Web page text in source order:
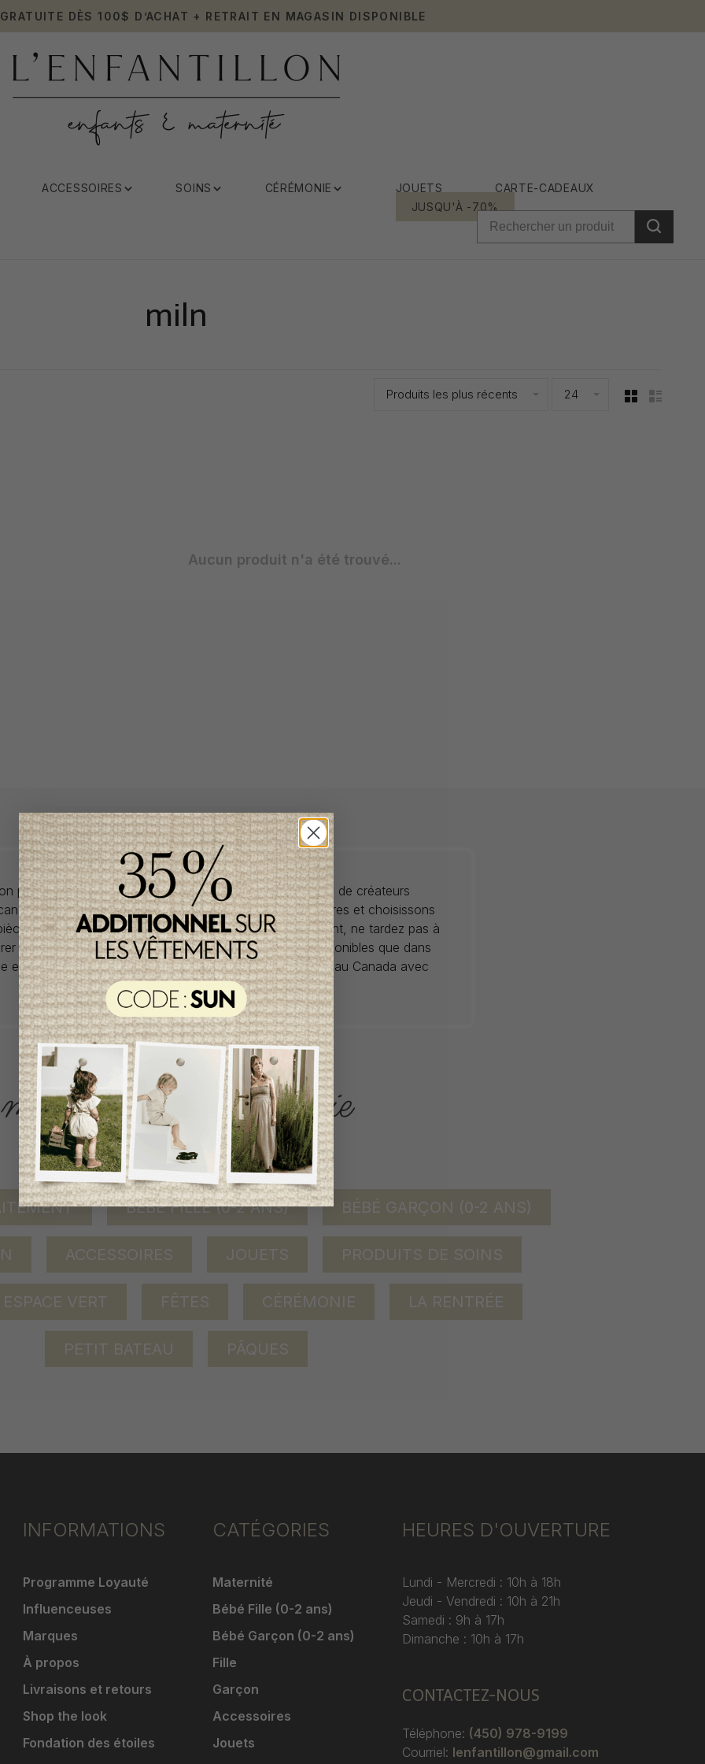
DÈS 100$ D’ACHAT + RETRAIT EN MAGASIN DISPONIBLE
ACCESSOIRES SOINS CÉRÉMONIE JOUETS
CARTE-CADEAUX
JUSQU'À -70%
miln
Produits les plus récents 24
Aucun produit n'a été trouvé...
propose des collections pour de vêtements pour bébés de créateurs
à prix imbattables. Nous dénichons les perles rares et choisissons
de saisons en saisons. Si un vêtement vous convient, ne tardez pas à
car la plupart du temps, les articles offerts ne sont disponibles que dans
et en un seul exemplaire. Profitez de la livraison gratuite au Canada avec
tout achat de 100$ et plus avant taxes.
ACCÈS RAPIDE
magasinez par catégorie
BÉBÉ FILLE (0-2 ANS) BÉBÉ GARÇON (0-2 ANS)
ACCESSOIRES JOUETS PRODUITS DE SOINS
ESPACE VERT FÊTES CÉRÉMONIE LA RENTRÉE
PETIT BATEAU PÂQUES
INFORMATIONS
Programme Loyauté
Influenceuses
Marques
À propos
Livraisons et retours
Shop the look
Fondation des étoiles
CATÉGORIES
Maternité
Bébé Fille (0-2 ans)
Bébé Garçon (0-2 ans)
Fille
Garçon
Accessoires
Jouets
HEURES D'OUVERTURE
Lundi - Mercredi : 10h à 18h
Jeudi - Vendredi : 10h à 21h
Samedi : 9h à 17h
Dimanche : 10h à 17h
CONTACTEZ-NOUS
Téléphone: (450) 978-9199
Courriel: lenfantillon@gmail.com